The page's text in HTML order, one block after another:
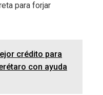
para forjar
crédito para
con ayuda